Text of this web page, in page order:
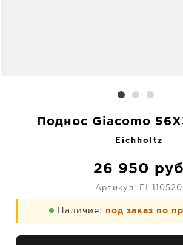
Поднос Giacomo
Eichholtz
26 950 руб
Артикул: EI-110520
Наличие: под заказ по